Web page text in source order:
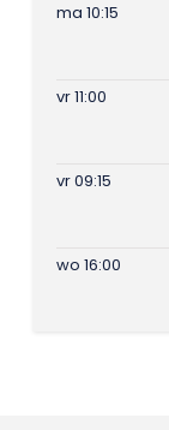
ma 10:15
vr 11:00
vr 09:15
wo 16:00